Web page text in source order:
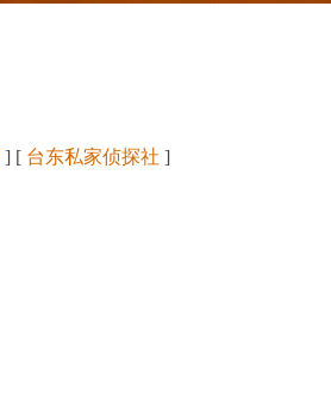
] [ 台东私家侦探社 ]